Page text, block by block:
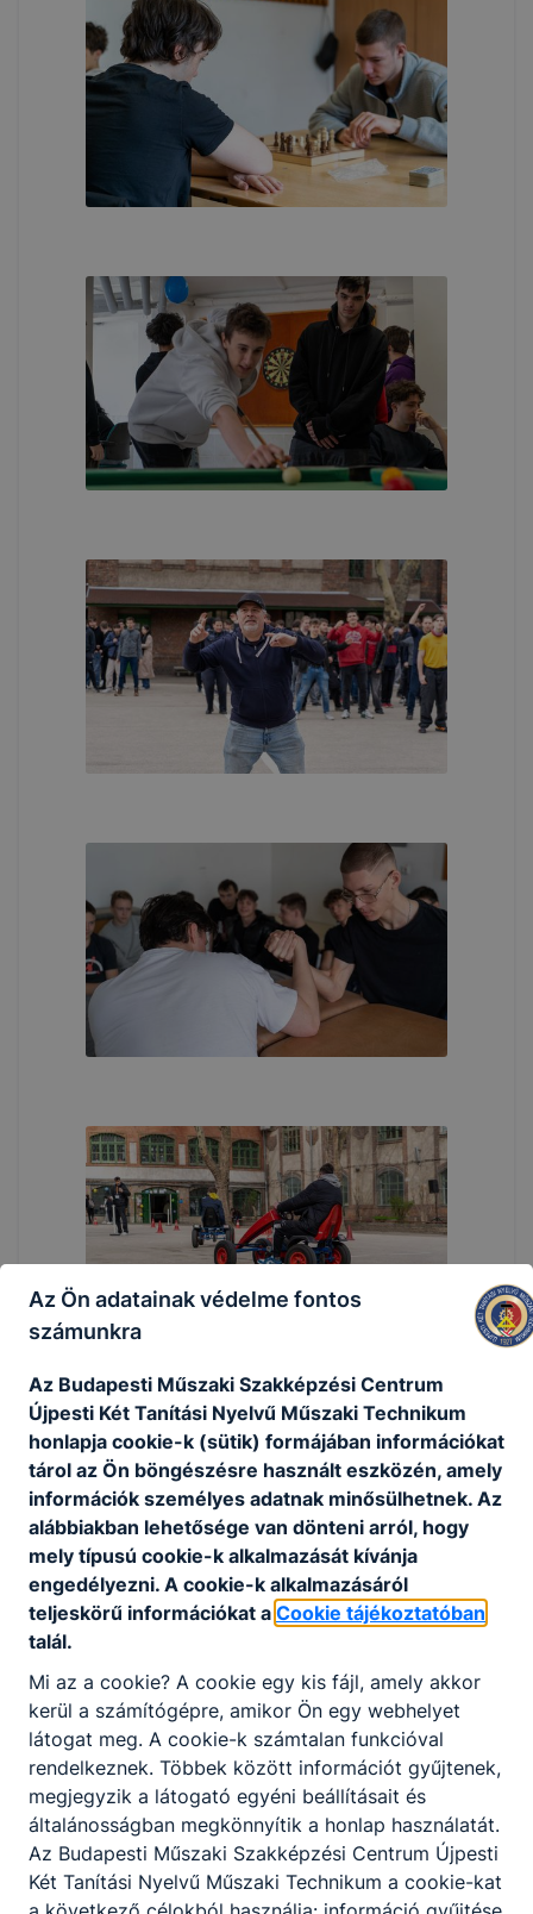
Az Ön adatainak védelme fontos
számunkra
Az Budapesti Műszaki Szakképzési Centrum
Újpesti Két Tanítási Nyelvű Műszaki Technikum
honlapja cookie-k (sütik) formájában információkat
tárol az Ön böngészésre használt eszközén, amely
információk személyes adatnak minősülhetnek. Az
alábbiakban lehetősége van dönteni arról, hogy
mely típusú cookie-k alkalmazását kívánja
engedélyezni. A cookie-k alkalmazásáról
teljeskörű információkat a Cookie tájékoztatóban
talál.
Mi az a cookie? A cookie egy kis fájl, amely akkor
kerül a számítógépre, amikor Ön egy webhelyet
látogat meg. A cookie-k számtalan funkcióval
rendelkeznek. Többek között információt gyűjtenek,
megjegyzik a látogató egyéni beállításait és
általánosságban megkönnyítik a honlap használatát.
Az Budapesti Műszaki Szakképzési Centrum Újpesti
Két Tanítási Nyelvű Műszaki Technikum a cookie-kat